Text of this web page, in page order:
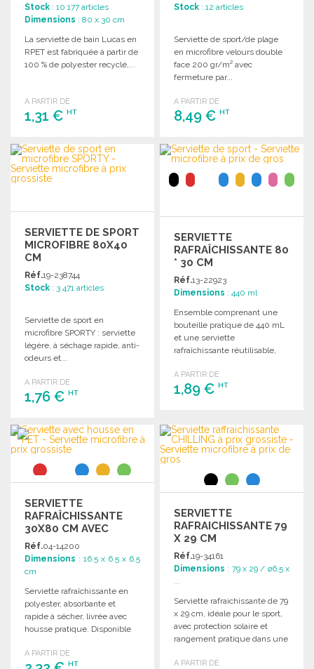
Stock : 10 177 articles
Dimensions : 80 x 30 cm
La serviette de bain Lucas en
RPET est fabriquée à partir de
100 % de polyester recyclé,...
A PARTIR DE
1,31 € HT
COMMANDER
Demander un devis
Stock : 12 articles
Serviette de sport/de plage
en microfibre velours double
face 200 gr/m² avec
fermeture par...
A PARTIR DE
8,49 €HT
COMMANDER
SERVIETTE DE SPORT
MICROFIBRE 80X40
CM
Réf.19-238744
Stock : 3 471 articles
Serviette de sport en
microfibre SPORTY : serviette
légère, à séchage rapide, anti-
odeurs et...
A PARTIR DE
1,76 € HT
COMMANDER
Demander un devis
SERVIETTE
RAFRAÎCHISSANTE 80
* 30 CM
Réf.13-22923
Dimensions : 440 ml
Ensemble comprenant une
bouteille pratique de 440 mL
et une serviette
rafraîchissante réutilisable,
A PARTIR DE
1,89 €HT
Demander un devis
SERVIETTE
RAFRAÎCHISSANTE
30X80 CM AVEC
HOUSSE
Réf.04-14200
Dimensions : 16.5 x 6.5 x 6.5
cm
Serviette rafraîchissante en
polyester, absorbante et
rapide à sécher, livrée avec
housse pratique. Disponible
30 x 80 cm.
A PARTIR DE
HT
SERVIETTE
RAFRAICHISSANTE 79
X 29 CM
Réf.19-34161
Dimensions : 79 x 29 / ø6,5 x
...
Serviette rafraichissante de 79
x 29 cm, idéale pour le sport,
avec protection solaire et
rangement pratique dans une
A PARTIR DE